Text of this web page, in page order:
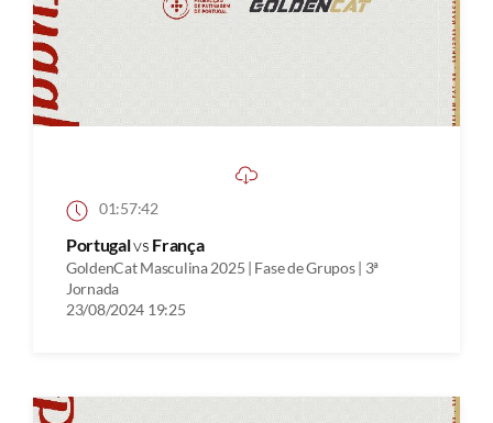
01:57:42
Portugalvs França
GoldenCat Masculina 2025 | Fase de Grupos | 3ª
Jornada
23/08/2024 19:25